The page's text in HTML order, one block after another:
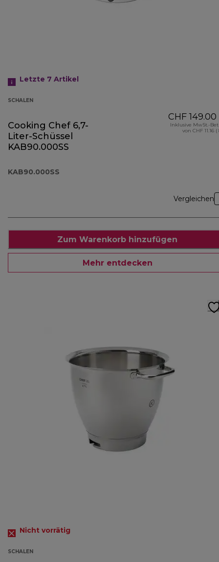
Letzte 7 Artikel
SCHALEN
Cooking Chef 6,7-
Liter-Schüssel
KAB90.000SS
KAB90.000SS
CHF 149.00
Inklusive MwSt.-
von CHF 11.16 (
Vergleichen
Zum Warenkorb hinzufügen
Mehr entdecken
Nicht vorrätig
SCHALEN